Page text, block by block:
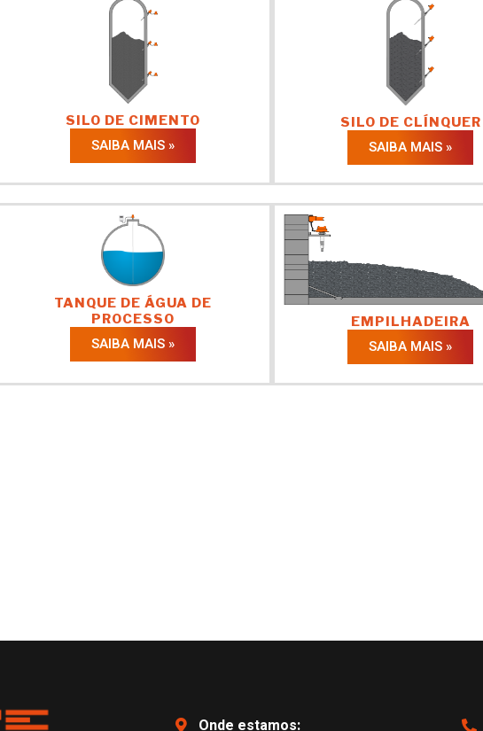
SILO DE CIMENTO
SAIBA MAIS »
SILO DE CLÍNQUER
SAIBA MAIS »
TANQUE DE ÁGUA DE
PROCESSO
SAIBA MAIS »
EMPILHADEIRA
SAIBA MAIS »
Onde estamos: